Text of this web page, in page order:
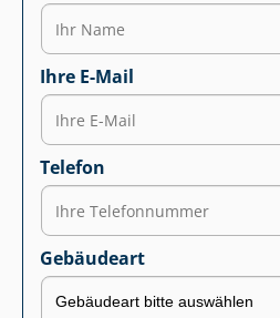
Ihre E-Mail
Telefon
Gebäudeart